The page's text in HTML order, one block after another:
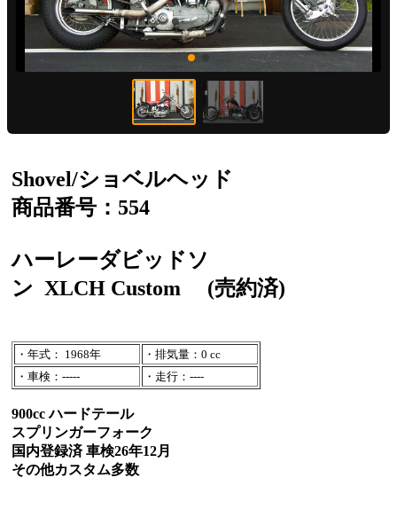
Shovel/ショベルヘッド
商品番号：554
ハーレーダビッドソ
ン XLCH Custom (売約済)
・年式： 1968年
・排気量：0 cc
・車検：-----
・走行：----
900cc ハードテール
スプリンガーフォーク
国内登録済 車検26年12月
その他カスタム多数